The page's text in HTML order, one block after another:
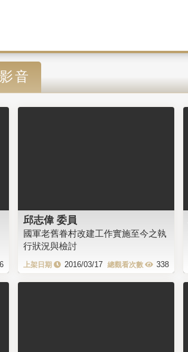
音
邱志偉 委員
國軍老舊眷村改建工作實施至今之執
行狀況與檢討
2016/03/17 338